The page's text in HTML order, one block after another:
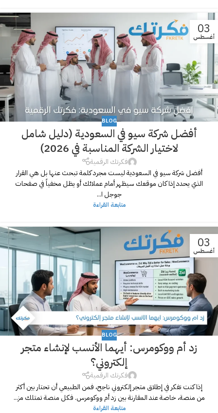
03
أغسطس
BLOG
أفضل شركة سيو في السعودية (دليل شامل
لاختيار الشركة المناسبة في 2026)
فكرتك الرقمية
أفضل شركة سيو في السعودية ليست مجرد كلمة تبحث عنها بل هي القرار
الذي يحدد إذا كان موقعك سيظهر أمام عملائك أو يظل مخفياً في صفحات
جوجل ا...
متابعة القراءة
03
أغسطس
BLOG
زد أم ووكومرس: أيهما الأنسب لإنشاء متجر
إلكتروني؟
فكرتك الرقمية
إذا كنت تفكر في إطلاق متجر إلكتروني ناجح، فمن الطبيعي أن تحتار بين أكثر
من منصة، خاصة عند المقارنة بين زد أم ووكومرس. فكل منصة تمتلك مز...
متابعة القراءة